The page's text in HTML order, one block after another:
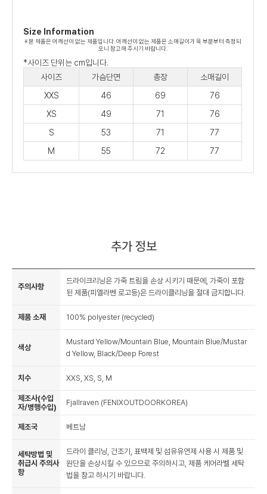
Size Information
※ 본 제품은 어깨선이 없는 제품입니다. 어깨선이 없는 제품은 소매길이가 목 부분부터 측정되
오니 참고해 주시기 바랍니다.
*사이즈 단위는 cm입니다.
사이즈
가슴단면 총장
소매길이
XXS
46 69
76
XS
49 71
76
S
53 71
77
M
55 72 77
추가 정보
주의사항
드라이크리닝은 가죽 트림을 손상 시키기 때문에, 가죽이 포함
된 제품(피엘라벤 로고등)은 드라이클리닝을 절대 금지합니다.
제품 소재 100% polyester (recycled)
색상
Mustard Yellow/Mountain Blue, Mountain Blue/Mustar
d Yellow, Black/Deep Forest
치수 XXS, XS, S, M
제조사(수입
자/병행수입)
Fjallraven (FENIXOUTDOORKOREA)
제조국 베트남
세탁방법 및
취급시 주의사
항
드라이 클리닝, 건조기, 표백제 및 섬유유연제 사용 시 제품 및
원단을 손상시킬 수 있으므로 주의하시고, 제품 케어라벨 세탁
법을 참고 하시기 바랍니다.